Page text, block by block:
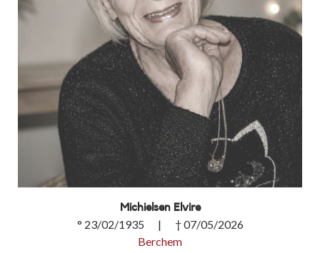
Michielsen Elvire
° 23/02/1935 | † 07/05/2026
Berchem